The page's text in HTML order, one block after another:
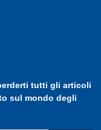
tutti gli articoli
sul mondo degli